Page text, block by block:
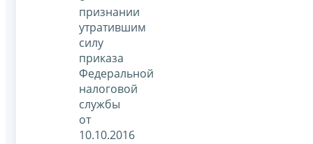
признании
утратившим
силу
приказа
Федеральной
налоговой
службы
от
10.10.2016